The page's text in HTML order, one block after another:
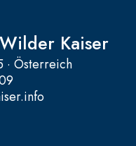
Kaiser
· Österreich